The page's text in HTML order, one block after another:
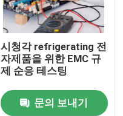
시청각 refrigerating 전
자제품을 위한 EMC 규
제 순응 테스팅
문의 보내기